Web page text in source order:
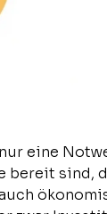
eine
bereit sind,